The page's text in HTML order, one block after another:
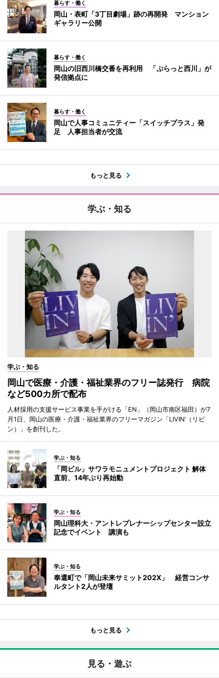
暮らす・働く
岡山・表町「3丁目劇場」跡の再開発 マンション
ギャラリー公開
暮らす・働く
岡山の旧西川橋交番を再利用 「ぷらっと西川」が
発信拠点に
暮らす・働く
岡山で人事コミュニティー「スイッチプラス」発
足 人事担当者が交流
もっと見る
学ぶ・知る
学ぶ・知る
岡山で医療・介護・福祉業界のフリー誌発行 病院
など500カ所で配布
人材採用の支援サービス事業を手がける「EN」（岡山市南区福田）が7
月1日、岡山の医療・介護・福祉業界のフリーマガジン「LIVIN’（リビ
ン）」を創刊した。
学ぶ・知る
「岡ビル」サワラモニュメントプロジェクト 解体
直前、14年ぶり再始動
学ぶ・知る
岡山理科大・アントレプレナーシップセンター設立
記念でイベント 講演も
学ぶ・知る
奉還町で「岡山未来サミット202X」 経営コンサ
ルタント2人が登壇
もっと見る
見る・遊ぶ